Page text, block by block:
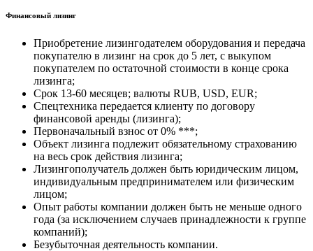
Финансовый лизинг
Приобретение лизингодателем оборудования и передача
покупателю в лизинг на срок до 5 лет, с выкупом
покупателем по остаточной стоимости в конце срока
лизинга;
Срок 13-60 месяцев; валюты RUB, USD, EUR;
Спецтехника передается клиенту по договору
финансовой аренды (лизинга);
Первоначальный взнос от 0% ***;
Объект лизинга подлежит обязательному страхованию
на весь срок действия лизинга;
Лизингополучатель должен быть юридическим лицом,
индивидуальным предпринимателем или физическим
лицом;
Опыт работы компании должен быть не меньше одного
года (за исключением случаев принадлежности к группе
компаний);
Безубыточная деятельность компании.